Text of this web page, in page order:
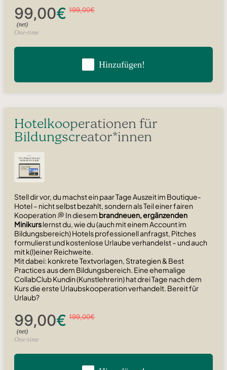
99,00€
(net)
One-time
199,00€
Hinzufügen!
Hotelkooperationen für
Bildungscreator*innen
Stell dir vor, du machst ein paar Tage Auszeit im Boutique-
Hotel – nicht selbst bezahlt, sondern als Teil einer fairen
Kooperation 💭In diesem brandneuen, ergänzenden
Minikurslernst du, wie du (auch mit einem Account im
Bildungsbereich) Hotels professionell anfragst, Pitches
formulierst und kostenlose Urlaube verhandelst – und auch
mit k(l)einer Reichweite.
Mit dabei: konkrete Textvorlagen, Strategien & Best
Practices aus dem Bildungsbereich. Eine ehemalige
CollabClub Kundin (Kunstlehrerin) hat drei Tage nach dem
Kurs die erste Urlaubskooperation verhandelt. Bereit für
Urlaub?
99,00€
(net)
One-time
199,00€